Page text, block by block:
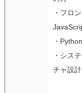
・フロ
・
・シス
チャ設